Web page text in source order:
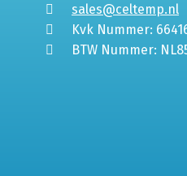
sales@celtemp.nl
Kvk Nummer:
BTW Nummer: